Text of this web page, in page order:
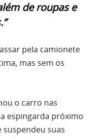
de roupas e
pela camionete
mas sem os
o carro nas
espingarda próximo
suas